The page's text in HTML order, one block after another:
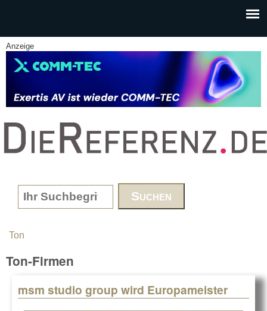
Anzeige
www.DieReferenz.de
Search form
You are here
Ton
Ton-Firmen
msm studio group wird Europameister
Pages